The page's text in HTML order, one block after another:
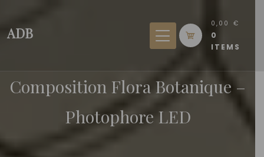
content
ADB
0,00 €
0
ITEMS
Composition Flora Botanique –
Photophore LED